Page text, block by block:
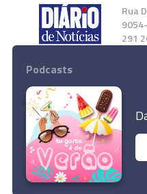
Rua
291
© 2024 Empresa
Todos os
Podcasts